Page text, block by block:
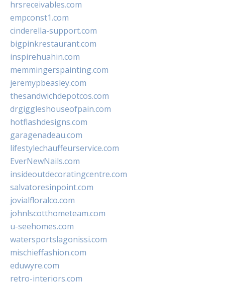
hrsreceivables.com
empconst1.com
cinderella-support.com
bigpinkrestaurant.com
inspirehuahin.com
memmingerspainting.com
jeremypbeasley.com
thesandwichdepotcos.com
drgiggleshouseofpain.com
hotflashdesigns.com
garagenadeau.com
lifestylechauffeurservice.com
EverNewNails.com
insideoutdecoratingcentre.com
salvatoresinpoint.com
jovialfloralco.com
johnlscotthometeam.com
u-seehomes.com
watersportslagonissi.com
mischieffashion.com
eduwyre.com
retro-interiors.com